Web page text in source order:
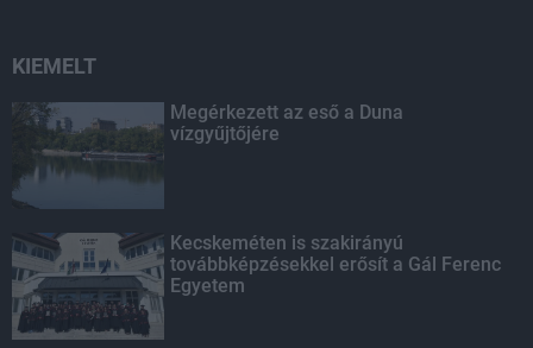
KIEMELT
Megérkezett az eső a Duna
vízgyűjtőjére
Kecskeméten is szakirányú
továbbképzésekkel erősít a Gál Ferenc
Egyetem